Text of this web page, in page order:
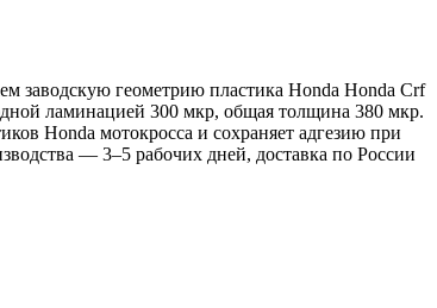
заводскую геометрию пластика Honda Honda Crf
ламинацией 300 мкр, общая толщина 380 мкр.
Honda мотокросса и сохраняет адгезию при
— 3–5 рабочих дней, доставка по России